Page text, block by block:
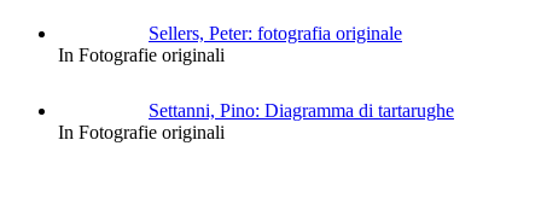
Sellers, Peter: fotografia originale
In Fotografie originali
Settanni, Pino: Diagramma di tartarughe
In Fotografie originali